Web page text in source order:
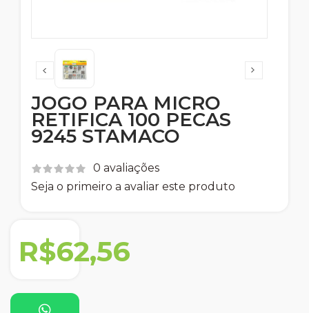
JOGO PARA MICRO
RETIFICA 100 PECAS
9245 STAMACO
0 avaliações
Seja o primeiro a avaliar este produto
R$62,56